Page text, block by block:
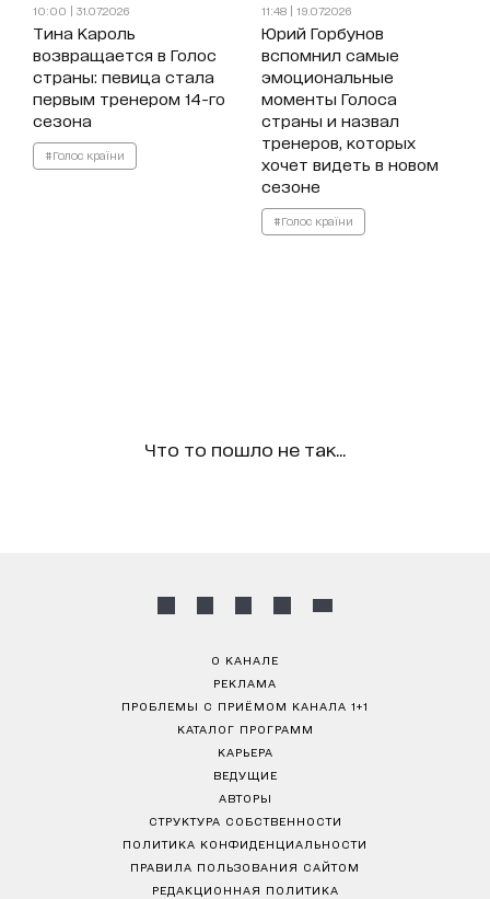
10:00 | 31.07.2026
Тина Кароль
возвращается в Голос
страны: певица стала
первым тренером 14-го
сезона
#Голос країни
11:48 | 19.07.2026
Юрий Горбунов
вспомнил самые
эмоциональные
моменты Голоса
страны и назвал
тренеров, которых
хочет видеть в новом
сезоне
#Голос країни
Что то пошло не так...
О КАНАЛЕ
РЕКЛАМА
ПРОБЛЕМЫ С ПРИЁМОМ КАНАЛА 1+1
КАТАЛОГ ПРОГРАММ
КАРЬЕРА
ВЕДУЩИЕ
АВТОРЫ
СТРУКТУРА СОБСТВЕННОСТИ
ПОЛИТИКА КОНФИДЕНЦИАЛЬНОСТИ
ПРАВИЛА ПОЛЬЗОВАНИЯ САЙТОМ
РЕДАКЦИОННАЯ ПОЛИТИКА